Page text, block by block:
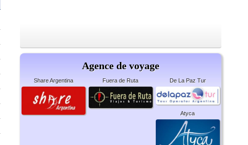
Agence de voyage
Share Argentina Fuera de Ruta De La Paz Tur
Atyca